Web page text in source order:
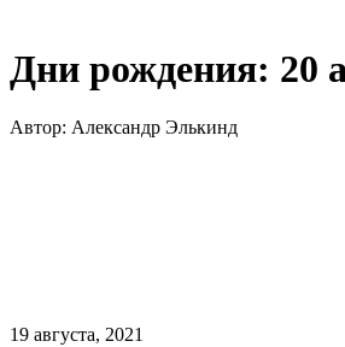
Дни рождения: 20
Автор: Александр Элькинд
19 августа, 2021